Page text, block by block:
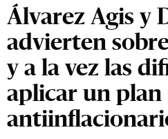
Álvarez Agis y
advierten
y a la vez las
aplicar un plan